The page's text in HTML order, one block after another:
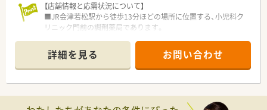
【店舗情報と応需状況について】
■JR会津若松駅から徒歩13分ほどの場所に位置する、小児科ク
リニック門前の調剤薬局であります。
70枚の処方箋を応需しています。
■薬剤師は常勤2名とパート1名、事務員4名体制と人員が充実し
ており、増員募集を行っています。
■福島県を中心にクリニック門前展開を中心とした調剤薬局を
詳細を見る お問い合わせ